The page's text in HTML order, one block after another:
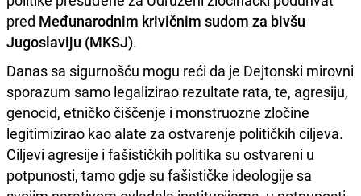
pred Međunarodnim krivičnim sudom za bivšu
Jugoslaviju (MKSJ).
Danas sa sigurnošću mogu reći da je Dejtonski mirovni
sporazum samo legalizirao rezultate rata, te, agresiju,
genocid, etničko čiščenje i monstruozne zločine
legitimizirao kao alate za ostvarenje političkih ciljeva.
Ciljevi agresije i fašističkih politika su ostvareni u
potpunosti, tamo gdje su fašističke ideologije sa